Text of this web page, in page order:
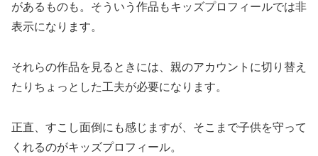
があるものも。そういう作品もキッズプロフィールでは非
表示になります。
それらの作品を見るときには、親のアカウントに切り替え
たりちょっとした工夫が必要になります。
正直、すこし面倒にも感じますが、そこまで子供を守って
くれるのがキッズプロフィール。